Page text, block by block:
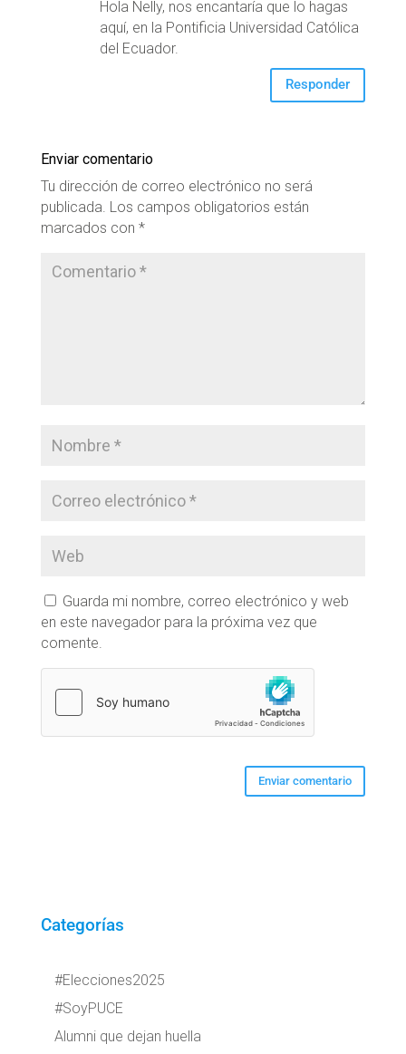
Hola Nelly, nos encantaría que lo hagas
aquí, en la Pontificia Universidad Católica
del Ecuador.
Responder
Enviar comentario
Tu dirección de correo electrónico no será
publicada. Los campos obligatorios están
marcados con *
Guarda mi nombre, correo electrónico y web
en este navegador para la próxima vez que
comente.
Categorías
#Elecciones2025
#SoyPUCE
Alumni que dejan huella